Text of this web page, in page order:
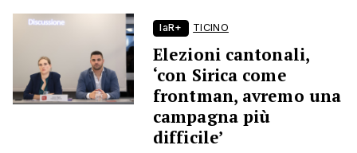
laR+ TICINO
Elezioni cantonali,
‘con Sirica come
frontman, avremo una
campagna più
difficile’